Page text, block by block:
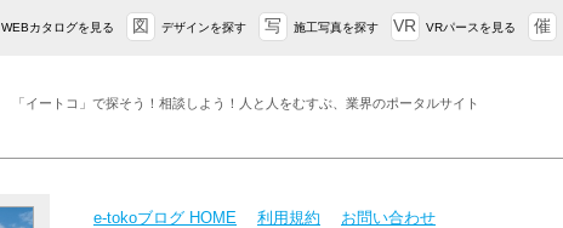
WEBカタログを見る 図 デザインを探す 写 施工写真を探す VR VRパースを見る 催
「イートコ」で探そう！相談しよう！人と人をむすぶ、業界のポータルサイト
e-tokoブログ HOME 利用規約 お問い合わせ